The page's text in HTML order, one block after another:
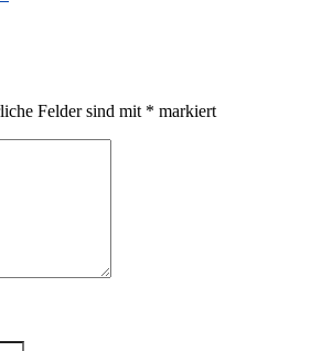
Felder sind mit * markiert